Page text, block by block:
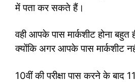
में पता कर सकते हैं।
वही आपके पास मार्कशीट होना बहुत
क्योंकि अगर आपके पास मार्कशीट
10वीं की परीक्षा पास करने के बाद